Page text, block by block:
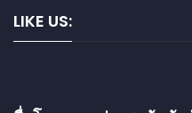
LIKE US: